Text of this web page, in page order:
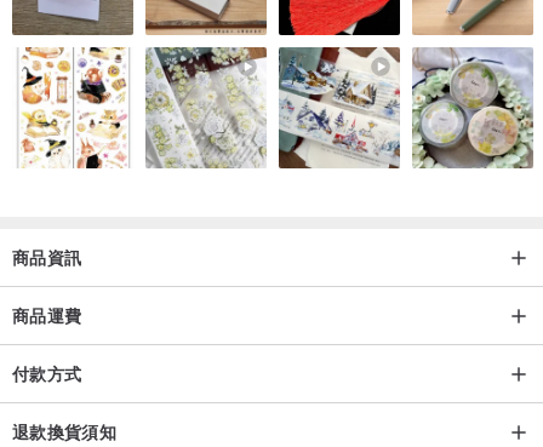
織途代表我在路途上遇到各種事物帶給了我創作Macrame 編織的靈
設計師簡介
商品資訊
商品運費
付款方式
退款換貨須知